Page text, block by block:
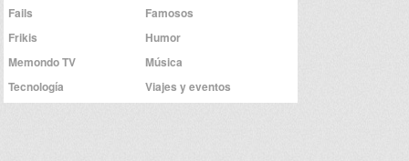
Fails
Famosos
Frikis
Humor
Memondo TV
Música
Tecnología
Viajes y eventos